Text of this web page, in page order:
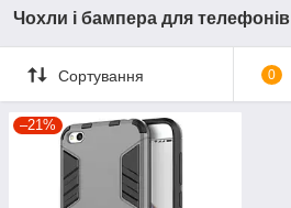
Чохли і бампера для телефонів
Сортування 0
–21%